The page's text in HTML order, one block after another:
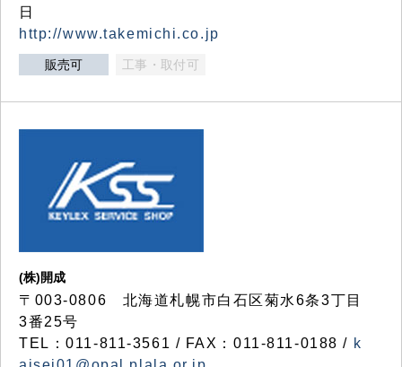
日
http://www.takemichi.co.jp
販売可 工事・取付可
(株)開成
〒003-0806 北海道札幌市白石区菊水6条3丁目
3番25号
TEL：011-811-3561 / FAX：011-811-0188 / k